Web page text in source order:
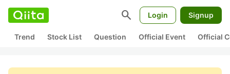
search Login Signup
Trend Stock List Question Official Event Official